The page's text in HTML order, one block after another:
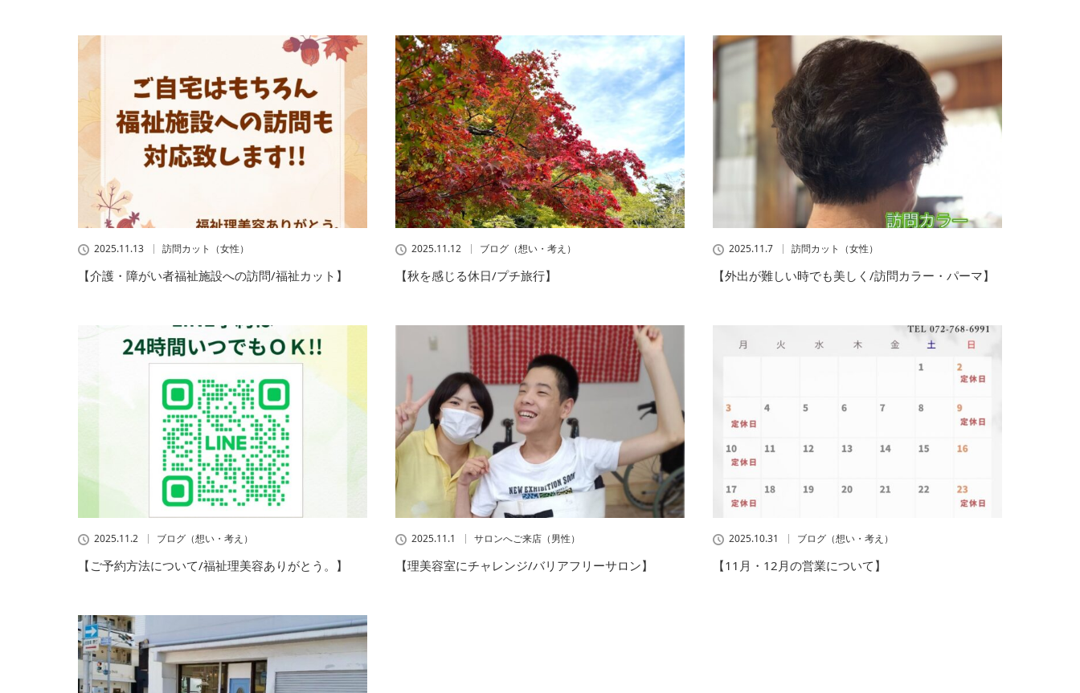
2025.11.13 訪問カット（女性）
【介護・障がい者福祉施設への訪問/福祉カット】
2025.11.12 ブログ（想い・考え）
【秋を感じる休日/プチ旅行】
2025.11.7 訪問カット（女性）
【外出が難しい時でも美しく/訪問カラー・パーマ】
2025.11.2 ブログ（想い・考え）
【ご予約方法について/福祉理美容ありがとう。】
2025.11.1 サロンへご来店（男性）
【理美容室にチャレンジ/バリアフリーサロン】
2025.10.31 ブログ（想い・考え）
【11月・12月の営業について】